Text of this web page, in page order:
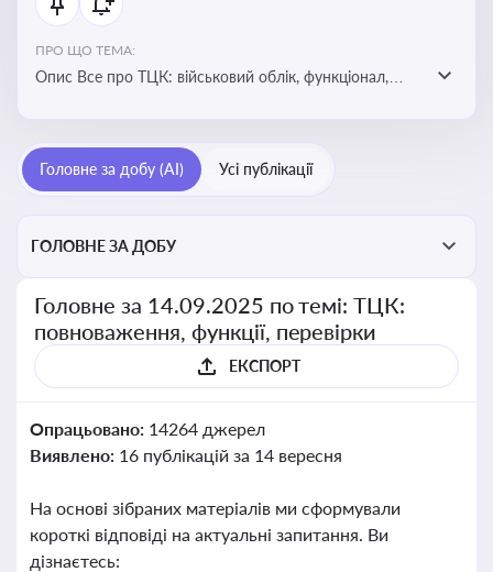
ПРО ЩО ТЕМА:
Опис Все про ТЦК: військовий облік, функціонал,
Головне за добу (AI) Усі публікації
ГОЛОВНЕ ЗА ДОБУ
Головне за 14.09.2025 по темі: ТЦК:
повноваження, функції, перевірки
ЕКСПОРТ
Опрацьовано: 14264 джерел
Виявлено: 16 публікацій за 14 вересня
На основі зібраних матеріалів ми сформували
короткі відповіді на актуальні запитання. Ви
дізнаєтесь: